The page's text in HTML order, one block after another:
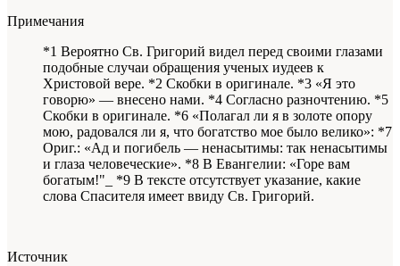
Примечания
*1 Вероятно Св. Григорий видел перед своими глазами
подобные случаи обращения ученых иудеев к
Христовой вере. *2 Скобки в оригинале. *3 «Я это
говорю» — внесено нами. *4 Согласно разночтению. *5
Скобки в оригинале. *6 «Полагал ли я в золоте опору
мою, радовался ли я, что богатство мое было велико»: *7
Ориг.: «Ад и погибель — ненасытимы: так ненасытимы
и глаза человеческие». *8 В Евангелии: «Горе вам
богатым!"_ *9 В тексте отсутствует указание, какие
слова Спасителя имеет ввиду Св. Григорий.
Источник